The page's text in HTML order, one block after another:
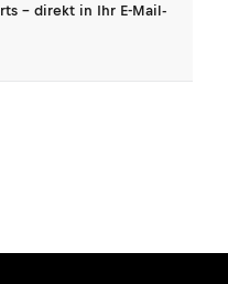
- direkt in Ihr E-Mail-